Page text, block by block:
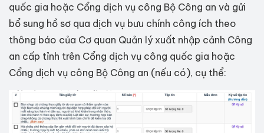
quốc gia hoặc Cổng dịch vụ công Bộ Công an và gửi
bổ sung hồ sơ qua dịch vụ bưu chính công ích theo
thông báo của Cơ quan Quản lý xuất nhập cảnh Công
an cấp tỉnh trên Cổng dịch vụ công quốc gia hoặc
Cổng dịch vụ công Bộ Công an (nếu có), cụ thể: